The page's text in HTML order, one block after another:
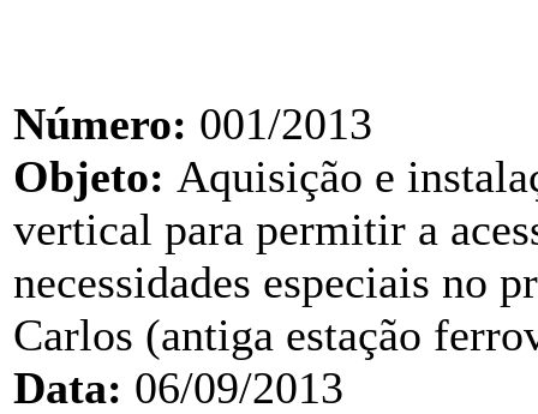
Número: 001/2013
Objeto: Aquisição e
vertical para permitir a
necessidades especiais no
Carlos (antiga estação
Data: 06/09/2013